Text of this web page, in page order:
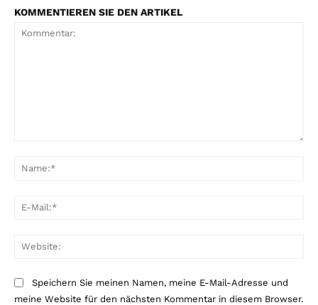
KOMMENTIEREN SIE DEN ARTIKEL
Speichern Sie meinen Namen, meine E-Mail-Adresse und
meine Website für den nächsten Kommentar in diesem Browser.